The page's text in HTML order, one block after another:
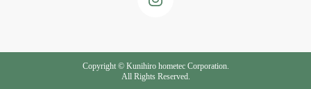
Copyright © Kunihiro hometec Corporation.
All Rights Reserved.